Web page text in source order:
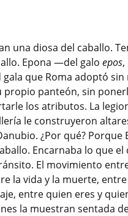
una diosa del caballo.
Epona —del galo epos
gala que Roma adoptó
propio panteón, sin
los atributos. La
le construyeron
¿Por qué? Porque
Encarnaba lo que el
El movimiento
la vida y la muerte,
entre quien eres y
la muestran sentada